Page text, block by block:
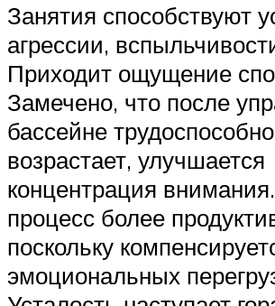
Занятия способствуют
агрессии,
Приходит ощущение
Замечено, что после
бассейне
возрастает, улучшается
концентрация
процесс более
поскольку
эмоциональных